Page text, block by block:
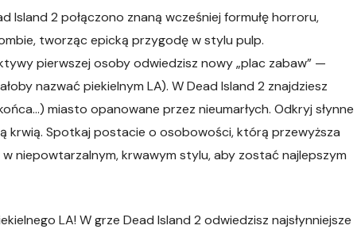
Island 2 połączono znaną wcześniej formułę horroru,
tworząc epicką przygodę w stylu pulp.
pierwszej osoby odwiedzisz nowy „plac zabaw” —
nazwać piekielnym LA). W Dead Island 2 znajdziesz
miasto opanowane przez nieumarłych. Odkryj słynne
krwią. Spotkaj postacie o osobowości, którą przewyższa
niepowtarzalnym, krwawym stylu, aby zostać najlepszym
LA! W grze Dead Island 2 odwiedzisz najsłynniejsze